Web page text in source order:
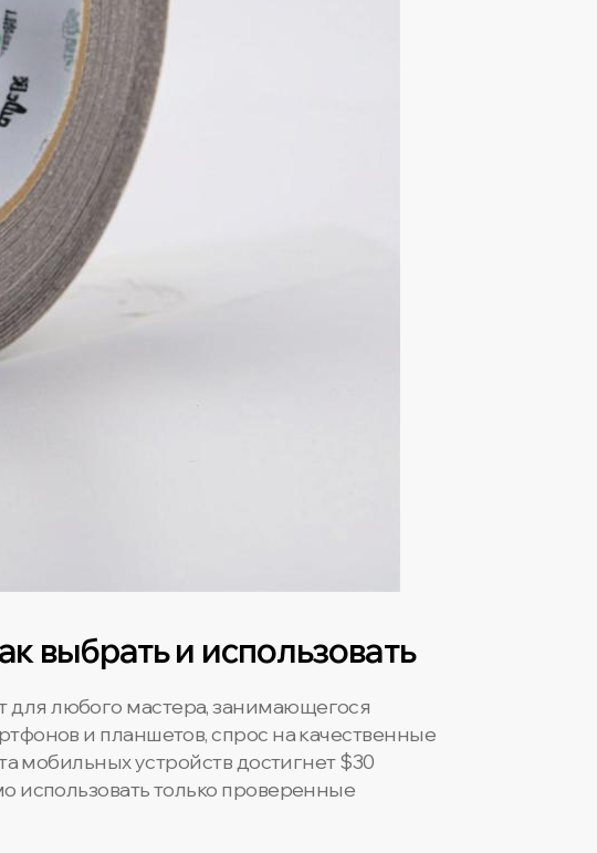
выбрать и использовать
любого мастера, занимающегося
и планшетов, спрос на качественные
мобильных устройств достигнет $30
использовать только проверенные